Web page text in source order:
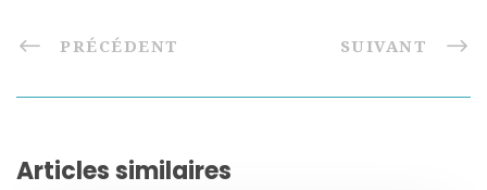
PRÉCÉDENT SUIVANT
Articles similaires